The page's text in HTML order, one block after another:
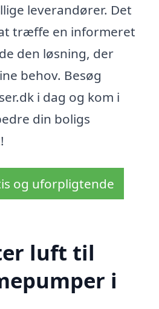
leverandører. Det
træffe en informeret
den løsning, der
behov. Besøg
i dag og kom i
din boligs
og uforpligtende
luft til
i